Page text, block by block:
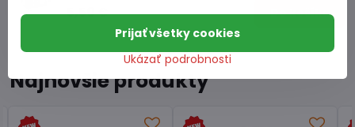
5,50 € Do košíka
Najnovšie produkty
Ukázať podrobnosti
Prijať všetky cookies